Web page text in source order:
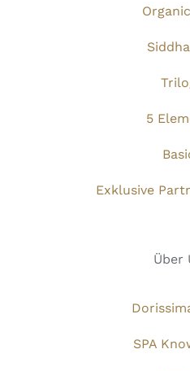
5
Exklusive
Über
SPA